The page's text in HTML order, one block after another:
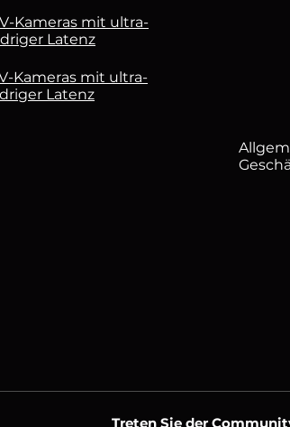
Ultra-
Latenz
Kameras mit ultra-
Latenz
Kameras mit ultra-
Latenz
Treten Sie der